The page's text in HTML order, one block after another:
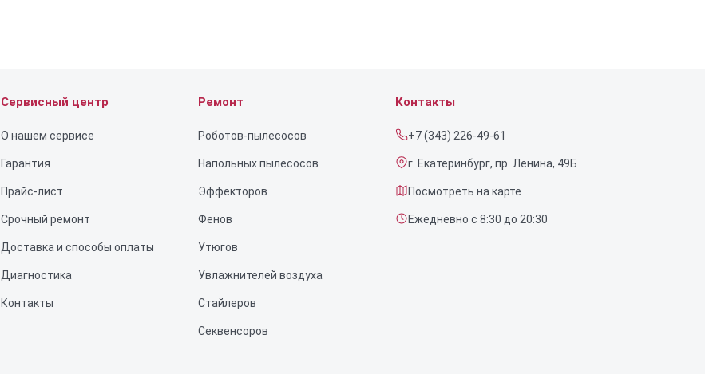
Сервисный центр
О нашем сервисе
Гарантия
Прайс-лист
Срочный ремонт
Доставка и способы оплаты
Диагностика
Контакты
Ремонт
Роботов-пылесосов
Напольных пылесосов
Эффекторов
Фенов
Утюгов
Увлажнителей воздуха
Стайлеров
Секвенсоров
Контакты
+7 (343) 226-49-61
г. Екатеринбург, пр. Ленина, 49Б
Посмотреть на карте
Ежедневно с 8:30 до 20:30